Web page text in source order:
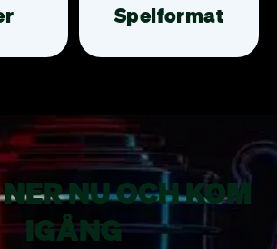
Spelformat
NU OCH KOM
IGÅNG